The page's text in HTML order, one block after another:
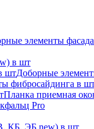
элементы
в шт
штДоборные
фибросайдинга в
Планка приемная
Pro
КБ, ЭБ new) в шт